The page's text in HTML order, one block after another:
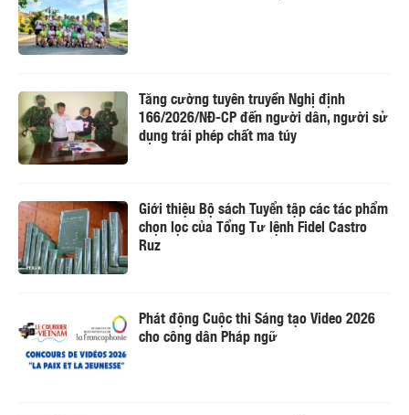
Tăng cường tuyên truyền Nghị định
166/2026/NĐ-CP đến người dân, người sử
dụng trái phép chất ma túy
Giới thiệu Bộ sách Tuyển tập các tác phẩm
chọn lọc của Tổng Tư lệnh Fidel Castro
Ruz
Phát động Cuộc thi Sáng tạo Video 2026
cho công dân Pháp ngữ